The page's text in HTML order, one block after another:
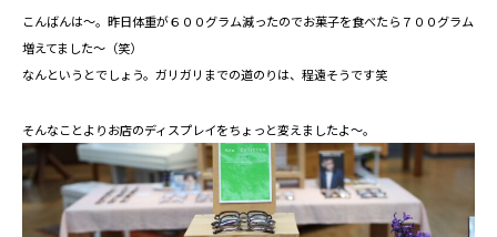
こんばんは～。昨日体重が６００グラム減ったのでお菓子を食べたら７００グラム
増えてました～（笑）
なんというとでしょう。ガリガリまでの道のりは、程遠そうです笑
そんなことよりお店のディスプレイをちょっと変えましたよ～。